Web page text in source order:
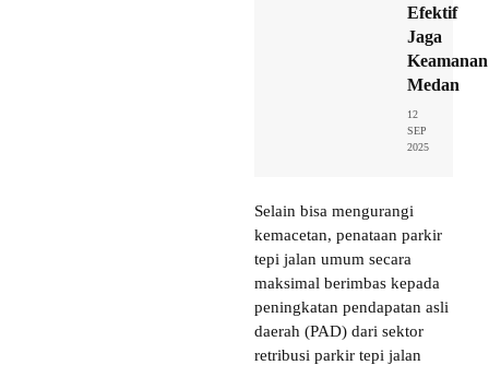
Efektif
Jaga
Keamanan
Medan
12
SEP
2025
Selain bisa mengurangi
kemacetan, penataan parkir
tepi jalan umum secara
maksimal berimbas kepada
peningkatan pendapatan asli
daerah (PAD) dari sektor
retribusi parkir tepi jalan